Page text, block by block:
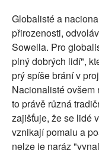
Globalisté a
přirozenosti,
Sowella. Pro
plný dobrých lidí",
prý spíše brání v
Nacionalisté ovšem
to právě různá
zajišťuje, že se lidé
vznikají pomalu a
nelze je naráz